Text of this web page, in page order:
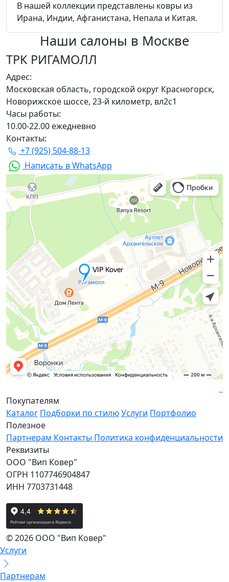
В нашей коллекции представлены ковры из
Ирана, Индии, Афганистана, Непала и Китая.
Наши салоны в Москве
ТРК РИГАМОЛЛ
Адрес:
Московская область, городской округ Красногорск,
Новорижское шоссе, 23-й километр, вл2с1
Часы работы:
10.00-22.00 ежедневно
Контакты:
+7 (925) 504-88-13
Написать в WhatsApp
Покупателям
Каталог Подборки по стилюУслуги Портфолио
Полезное
Партнерам Контакты Политика конфиденциальности
Реквизиты
ООО "Вип Ковер"
ОГРН 1107746904847
ИНН 7703731448
© 2026 ООО "Вип Ковер"
Услуги
Партнерам